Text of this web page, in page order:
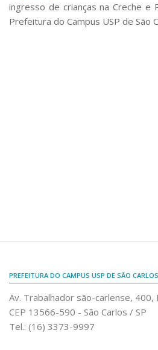
Comissões Internas
Creche e Pré-Escola
Comunicação e Informática
Programas e Ações
ingresso de crianças na Creche e
Prefeitura do Campus USP de São
PREFEITURA DO CAMPUS USP DE SÃO CARLOS
Av. Trabalhador são-carlense, 400,
CEP 13566-590 - São Carlos / SP
Tel.: (16) 3373-9997